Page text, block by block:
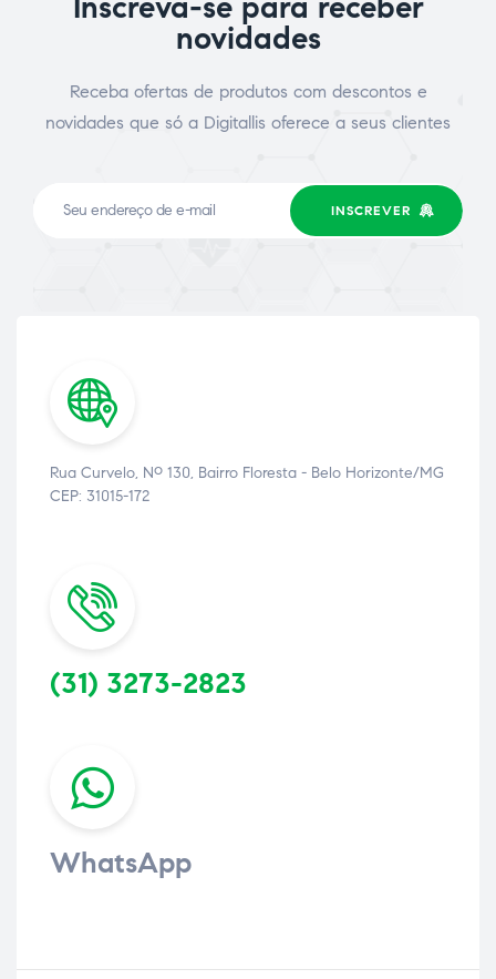
novidades
Receba ofertas de produtos com descontos e
novidades que só a Digitallis oferece a seus clientes
INSCREVER
Rua Curvelo, Nº 130, Bairro Floresta - Belo Horizonte/MG
CEP: 31015-172
(31) 3273-2823
WhatsApp